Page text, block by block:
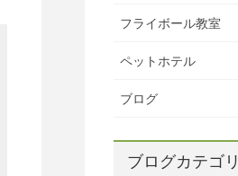
フライボール教室
ペットホテル
ブログ
ブログカテゴリ